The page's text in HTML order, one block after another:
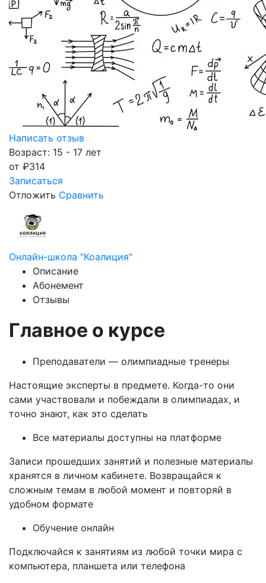
Написать отзыв
Возраст: 15 - 17 лет
от ₽314
Записаться
Отложить Сравнить
Онлайн-школа "Коалиция"
Описание
Абонемент
Отзывы
Главное о курсе
Преподаватели — олимпиадные тренеры
Настоящие эксперты в предмете. Когда-то они
сами участвовали и побеждали в олимпиадах, и
точно знают, как это сделать
Все материалы доступны на платформе
Записи прошедших занятий и полезные материалы
хранятся в личном кабинете. Возвращайся к
сложным темам в любой момент и повторяй в
удобном формате
Обучение онлайн
Подключайся к занятиям из любой точки мира с
компьютера, планшета или телефона